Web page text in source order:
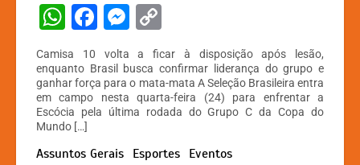
W
at
s
A
p
F
c
e
b
o
M
s
s
e
n
p
y
Li
n
Camisa 10 volta a ficar à disposição após lesão,
enquanto Brasil busca confirmar liderança do grupo e
ganhar força para o mata-mata A Seleção Brasileira entra
em campo nesta quarta-feira (24) para enfrentar a
Escócia pela última rodada do Grupo C da Copa do
Mundo […]
Assuntos Gerais Esportes Eventos